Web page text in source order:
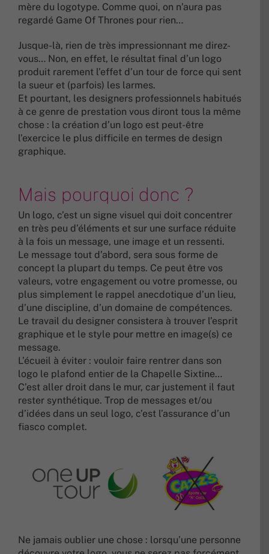
mère du logotype. Comme quoi, on n’aura pas
regardé Game Of Thrones pour rien…
Jusque-là, rien de très impressionnant me direz-
vous… Non, en effet, le résultat final d’un logo
produit rarement l’effet d’un tour de force qui sent
la sueur et (parfois) les larmes.
Et pourtant, les designers professionnels habitués
à ce genre de prestation vous diront tous la même
chose : la création d’un logo est peut-être
l’exercice le plus difficile en termes de design
graphique.
Mais pourquoi donc ?
Un logo, c’est un signe visuel qui doit concentrer
en très peu d’éléments et sur une surface réduite
à la fois un message, une image et un ressenti.
Le message tout d’abord, sera sous forme de
concept la plupart du temps. Ce peut être vos
valeurs, votre engagement ou votre promesse, ou
plus simplement le rappel anecdotique d’un lieu,
d’une discipline, d’un domaine de compétences.
Le travail du designer consistera à trouver l’esprit
graphique et le style pour mettre en image(s) ce
message.
L’écueil à éviter : vouloir faire rentrer dans son
logo le plafond entier de la Chapelle Sixtine…
C’est aller droit dans le mur, car justement il faut
rester synthétique. Trop de messages et/ou
d’idées dans un seul logo, c’est l’assurance d’un
fiasco complet.
Ne jamais oublier une chose : lorsqu’une personne